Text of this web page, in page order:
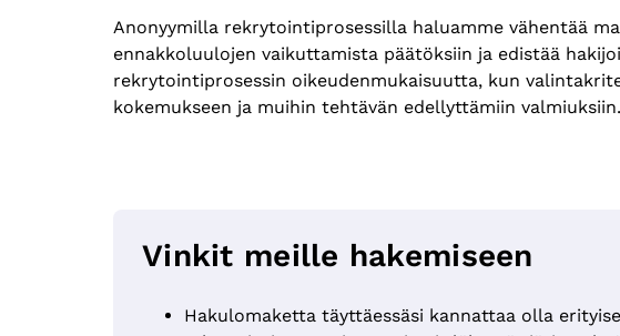
Anonyymilla rekrytointiprosessilla haluamme vähentää
ennakkoluulojen vaikuttamista päätöksiin ja edistää
rekrytointiprosessin oikeudenmukaisuutta, kun
kokemukseen ja muihin tehtävän edellyttämiin valmiuksiin.
Vinkit meille hakemiseen
Hakulomaketta täyttäessäsi kannattaa olla